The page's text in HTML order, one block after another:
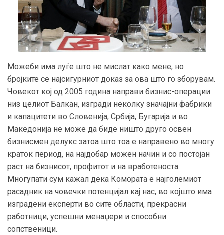
Можеби има луѓе што не мислат како мене, но
бројките се најсигурниот доказ за ова што го зборувам.
Човекот кој од 2005 година направи бизнис-операции
низ целиот Балкан, изгради неколку значајни фабрики
и капацитети во Словенија, Србија, Бугарија и во
Македонија не може да биде ништо друго освен
бизнисмен делукс затоа што тоа е направено во многу
краток период, на најдобар можен начин и со постојан
раст на бизнисот, профитот и на вработеноста.
Многупати сум кажал дека Комората е најголемиот
расадник на човечки потенцијал кај нас, во којшто има
изградени експерти во сите области, прекрасни
работници, успешни менаџери и способни
сопственици.